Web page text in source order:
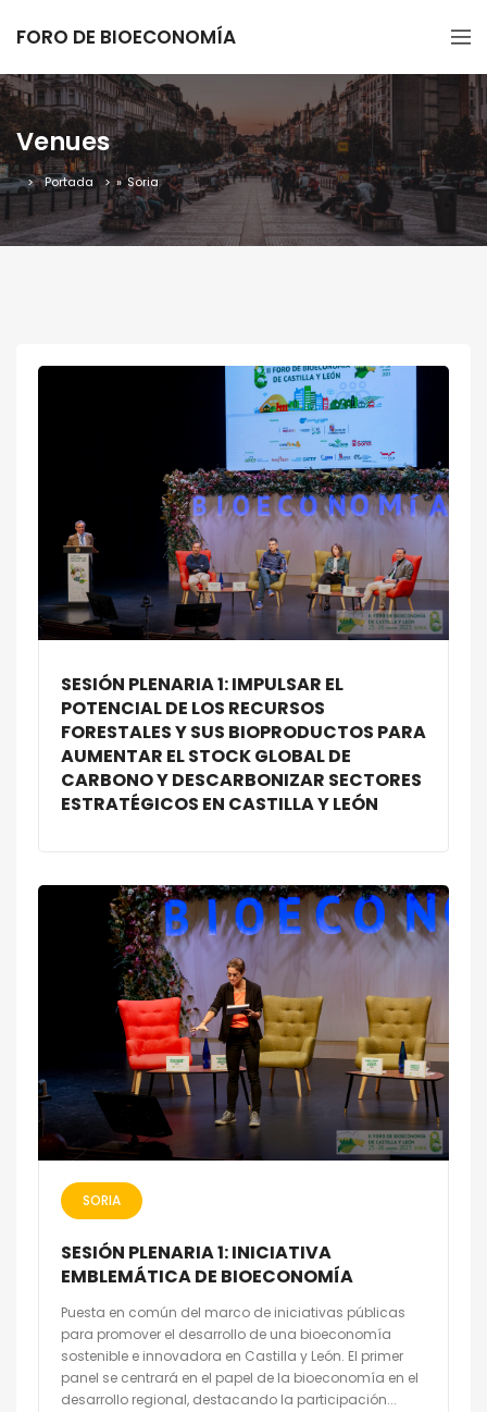
FORO DE BIOECONOMÍA
Venues
Portada » Soria
SESIÓN PLENARIA 1: IMPULSAR EL
POTENCIAL DE LOS RECURSOS
FORESTALES Y SUS BIOPRODUCTOS PARA
AUMENTAR EL STOCK GLOBAL DE
CARBONO Y DESCARBONIZAR SECTORES
ESTRATÉGICOS EN CASTILLA Y LEÓN
SORIA
SESIÓN PLENARIA 1: INICIATIVA
EMBLEMÁTICA DE BIOECONOMÍA
Puesta en común del marco de iniciativas públicas
para promover el desarrollo de una bioeconomía
sostenible e innovadora en Castilla y León. El primer
panel se centrará en el papel de la bioeconomía en el
desarrollo regional, destacando la participación...